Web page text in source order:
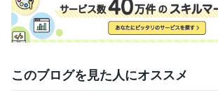
このブログを見た人にオススメ